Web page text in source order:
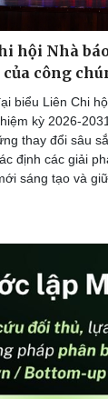
hội Nhà
công
biểu Liên Chi
kỳ 2026-
thay đổi sâu
định các giải
sáng tạo và